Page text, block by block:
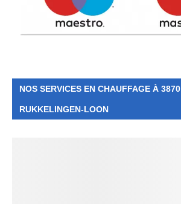
NOS SERVICES EN CHAUFFAGE À 3870
RUKKELINGEN-LOON